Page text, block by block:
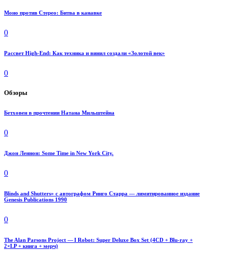
Моно против Стерео: Битва в канавке
0
Рассвет High-End: Как техника и винил создали «Золотой век»
0
Обзоры
Бетховен в прочтении Натана Мильштейна
0
Джон Леннон: Some Time in New York City.
0
Blinds and Shutters» с автографом Ринго Старра — лимитированное издание
Genesis Publications 1990
0
The Alan Parsons Project — I Robot: Super Deluxe Box Set (4CD + Blu-ray +
2×LP + книга + мерч)